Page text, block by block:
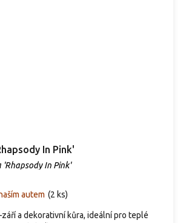
In Pink'
In Pink'
autem (2 ks)
a dekorativní kůra, ideální pro teplé